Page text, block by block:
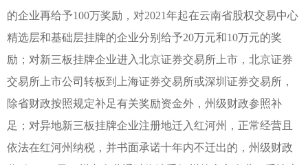
的企业再给予100万奖励，对2021年起在云南省股权交易中心
精选层和基础层挂牌的企业分别给予20万元和10万元的奖
励；对新三板挂牌企业进入北京证券交易所上市，北京证券
交易所上市公司转板到上海证券交易所或深圳证券交易所，
除省财政按照规定补足有关奖励资金外，州级财政参照补
足；对异地新三板挂牌企业注册地迁入红河州，正常经营且
依法在红河州纳税，并书面承诺十年内不迁出的，州级财政